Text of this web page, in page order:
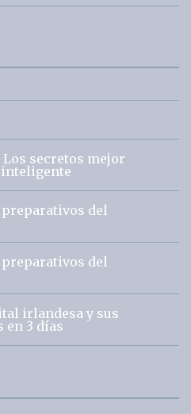
Los secretos mejor
inteligente
del
del
irlandesa y sus
en 3 días